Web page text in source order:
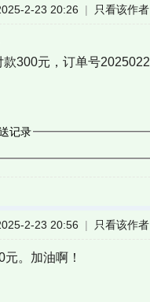
2-23 20:26 | 只看该作者
款300元，订单号
记录
2-23 20:56 | 只看该作者
。加油啊！